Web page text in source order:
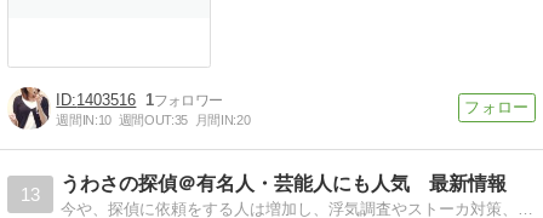
1403516 1
週間IN:10 週間OUT:35 月間IN:20
13
うわさの探偵＠有名人・芸能人にも人気 最新情報